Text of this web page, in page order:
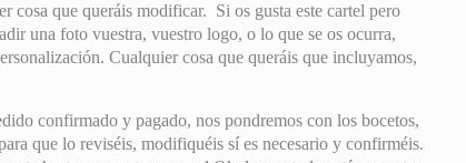
cosa que queráis modificar. Si os gusta este cartel pero
una foto vuestra, vuestro logo, o lo que se os ocurra,
Cualquier cosa que queráis que incluyamos,
confirmado y pagado, nos pondremos con los bocetos,
que lo reviséis, modifiquéis sí es necesario y confirméis.